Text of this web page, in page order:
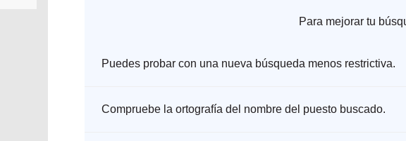
Para mejorar tu
Puedes probar con una nueva búsqueda menos restrictiva.
Compruebe la ortografía del nombre del puesto buscado.